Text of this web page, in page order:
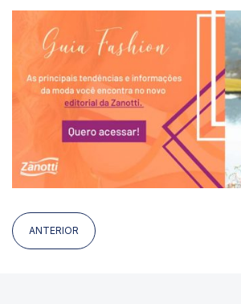
ANTERIOR